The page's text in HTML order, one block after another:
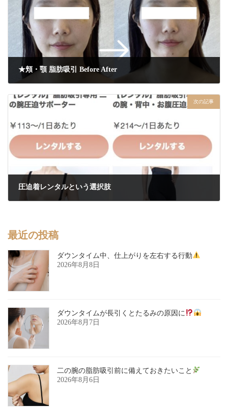
★頬・顎 脂肪吸引 Before After
次の記事
圧迫着レンタルという選択肢
最近の投稿
ダウンタイム中、仕上がりを左右する行動
2026年8月8日
ダウンタイムが長引くとたるみの原因に
2026年8月7日
二の腕の脂肪吸引前に備えておきたいこと
2026年8月6日